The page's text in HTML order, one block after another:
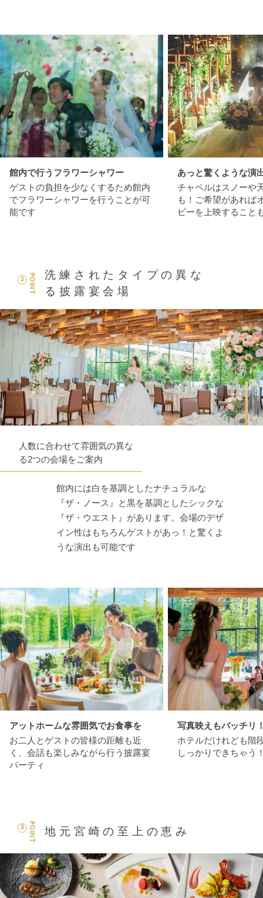
館内で行うフラワーシャワー
ゲストの負担を少なくするため館内
でフラワーシャワーを行うことが可
能です
あっと驚くような演
チャペルはスノーや
も！ご希望があれば
ビーを上映すること
POINT
2
洗練されたタイプの異な
る披露宴会場
人数に合わせて雰囲気の異な
る2つの会場をご案内
館内には白を基調としたナチュラルな
『ザ・ノース』と黒を基調としたシックな
『ザ・ウエスト』があります。会場のデザ
イン性はもちろんゲストがあっ！と驚くよ
うな演出も可能です
アットホームな雰囲気でお食事を
お二人とゲストの皆様の距離も近
く、会話も楽しみながら行う披露宴
パーティ
写真映えもバッチリ
ホテルだけれども階
しっかりできちゃう
POINT
3 地元宮崎の至上の恵み